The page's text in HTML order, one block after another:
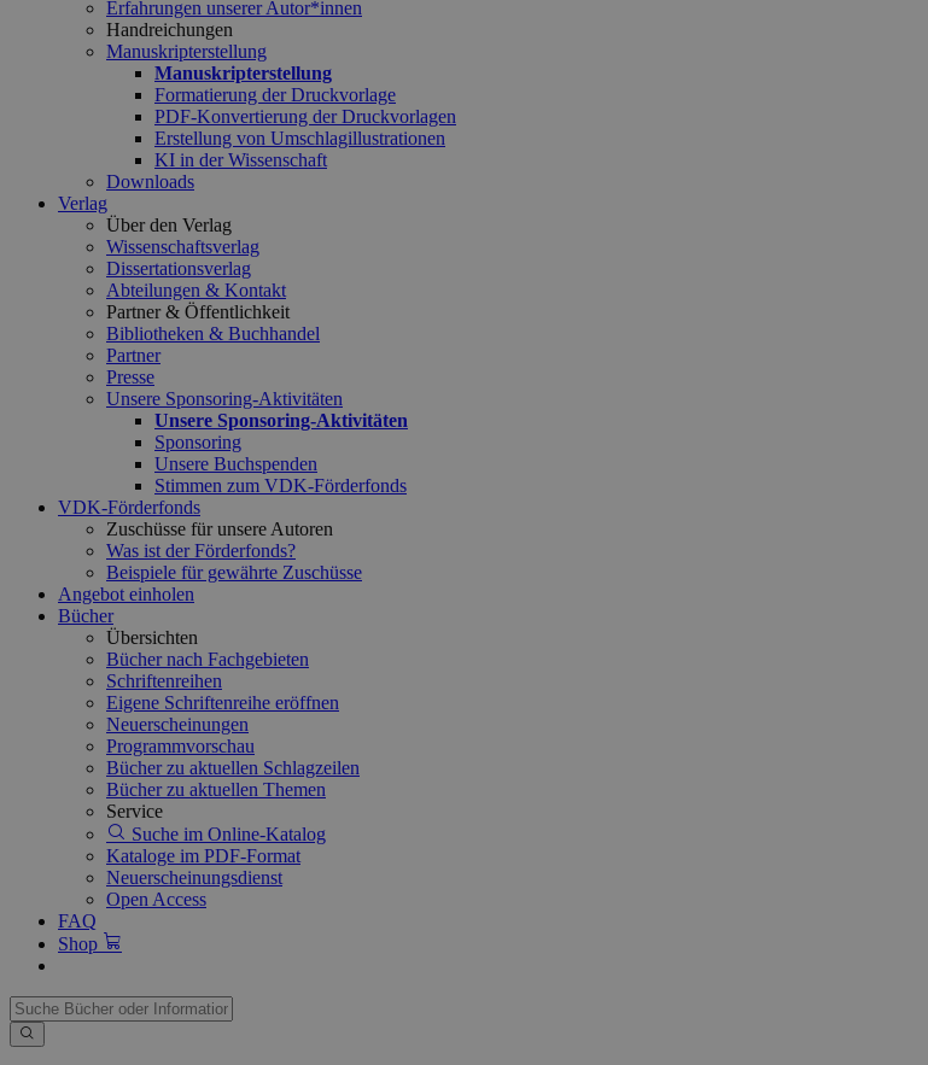
Erfahrungen unserer Autor*innen
Handreichungen
Manuskripterstellung
Manuskripterstellung
Formatierung der Druckvorlage
PDF-Konvertierung der Druckvorlagen
Erstellung von Umschlagillustrationen
KI in der Wissenschaft
Downloads
Verlag
Über den Verlag
Wissenschaftsverlag
Dissertationsverlag
Abteilungen & Kontakt
Partner & Öffentlichkeit
Bibliotheken & Buchhandel
Partner
Presse
Unsere Sponsoring-Aktivitäten
Unsere Sponsoring-Aktivitäten
Sponsoring
Unsere Buchspenden
Stimmen zum VDK-Förderfonds
VDK-Förderfonds
Zuschüsse für unsere Autoren
Was ist der Förderfonds?
Beispiele für gewährte Zuschüsse
Angebot einholen
Bücher
Übersichten
Bücher nach Fachgebieten
Schriftenreihen
Eigene Schriftenreihe eröffnen
Neuerscheinungen
Programmvorschau
Bücher zu aktuellen Schlagzeilen
Bücher zu aktuellen Themen
Service
Suche im Online-Katalog
Kataloge im PDF-Format
Neuerscheinungsdienst
Open Access
FAQ
Shop